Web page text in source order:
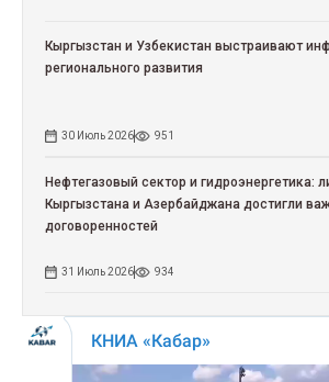
Кыргызстан и Узбекистан выстраивают
регионального развития
30 Июль 2026 951
Нефтегазовый сектор и гидроэнергетика:
Кыргызстана и Азербайджана достигли
договоренностей
31 Июль 2026 934